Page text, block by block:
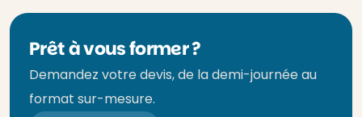
Prêt à vous former ?
Demandez votre devis, de la demi-journée au
format sur-mesure.